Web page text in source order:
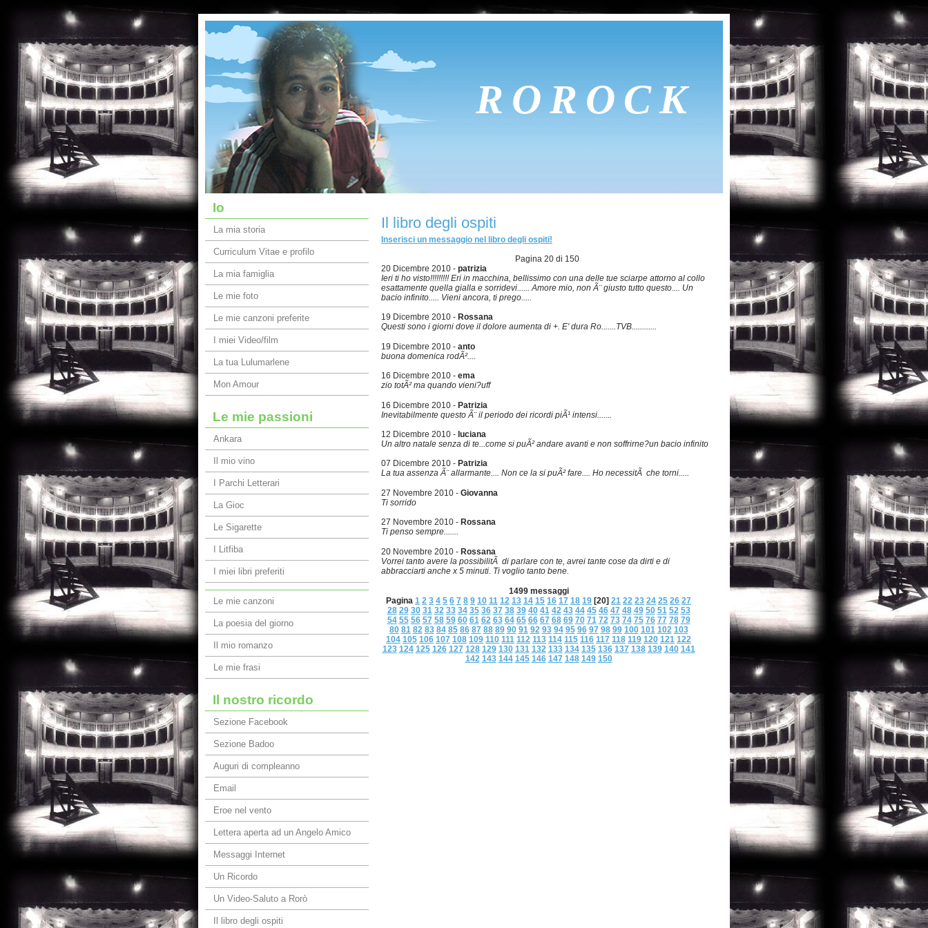
ROROCK
Il libro degli ospiti
Inserisci un messaggio nel libro degli ospiti!
Pagina 20 di 150
20 Dicembre 2010 - patrizia
Ieri ti ho visto!!!!!!!!! Eri in macchina, bellissimo con una delle tue sciarpe attorno al collo
esattamente quella gialla e sorridevi...... Amore mio, non Ã¨ giusto tutto questo.... Un
bacio infinito..... Vieni ancora, ti prego.....
19 Dicembre 2010 - Rossana
Questi sono i giorni dove il dolore aumenta di +. E' dura Ro.......TVB............
19 Dicembre 2010 - anto
buona domenica rodÃ²....
16 Dicembre 2010 - ema
zio totÃ² ma quando vieni?uff
16 Dicembre 2010 - Patrizia
Inevitabilmente questo Ã¨ il periodo dei ricordi piÃ¹ intensi.......
12 Dicembre 2010 - luciana
Un altro natale senza di te...come si puÃ² andare avanti e non soffrirne?un bacio infinito
07 Dicembre 2010 - Patrizia
La tua assenza Ã¨ allarmante.... Non ce la si puÃ² fare.... Ho necessitÃ che torni.....
27 Novembre 2010 - Giovanna
Ti sorrido
27 Novembre 2010 - Rossana
Ti penso sempre.......
20 Novembre 2010 - Rossana
Vorrei tanto avere la possibilitÃ di parlare con te, avrei tante cose da dirti e di
abbracciarti anche x 5 minuti. Ti voglio tanto bene.
1499 messaggi
Pagina 1 2 3 4 5 6 7 8 9 10 11 12 13 14 15 16 17 18 19 [20] 21 22 23 24 25 26 27
28 29 30 31 32 33 34 35 36 37 38 39 40 41 42 43 44 45 46 47 48 49 50 51 52 53
54 55 56 57 58 59 60 61 62 63 64 65 66 67 68 69 70 71 72 73 74 75 76 77 78 79
80 81 82 83 84 85 86 87 88 89 90 91 92 93 94 95 96 97 98 99 100 101 102 103
104 105 106 107 108 109 110 111 112 113 114 115 116 117 118 119 120 121 122
123 124 125 126 127 128 129 130 131 132 133 134 135 136 137 138 139 140 141
142 143 144 145 146 147 148 149 150
Io
La mia storia
Curriculum Vitae e profilo
La mia famiglia
Le mie foto
Le mie canzoni preferite
I miei Video/film
La tua Lulumarlene
Mon Amour
Le mie passioni
Ankara
Il mio vino
I Parchi Letterari
La Gioc
Le Sigarette
I Litfiba
I miei libri preferiti
Le mie canzoni
La poesia del giorno
Il mio romanzo
Le mie frasi
Il nostro ricordo
Sezione Facebook
Sezione Badoo
Auguri di compleanno
Email
Eroe nel vento
Lettera aperta ad un Angelo Amico
Messaggi Internet
Un Ricordo
Un Video-Saluto a Rorò
Il libro degli ospiti